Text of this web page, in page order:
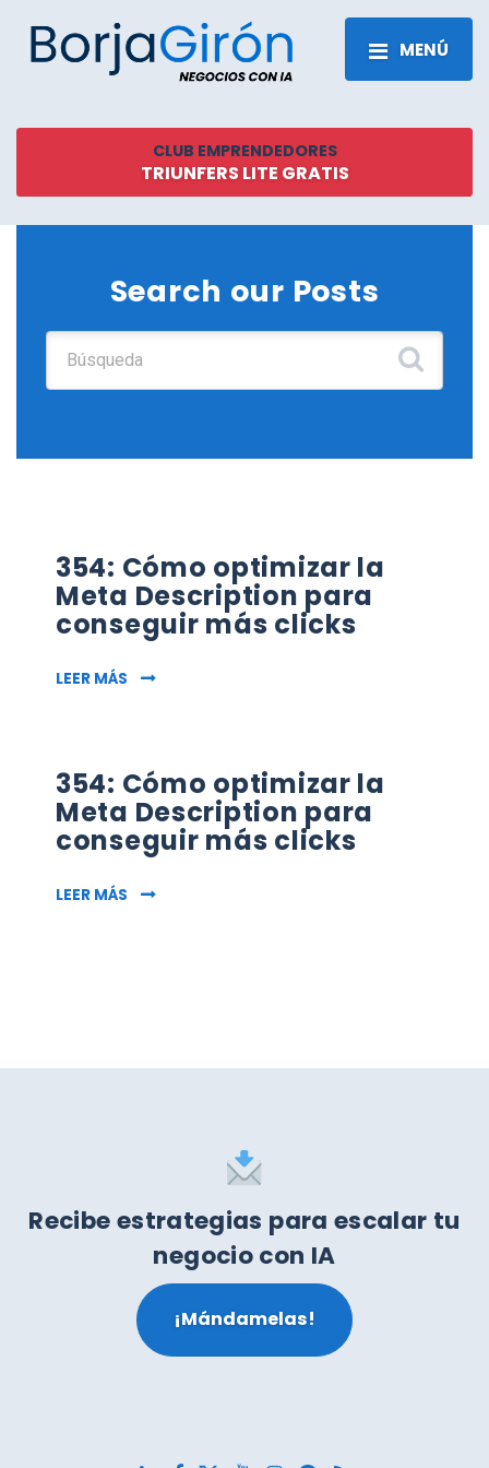
MENÚ
CLUB EMPRENDEDORES
TRIUNFERS LITE GRATIS
Search our Posts
354: Cómo optimizar la
Meta Description para
conseguir más clicks
LEER MÁS 354: CÓMO OPTIMIZAR LA META
354: Cómo optimizar la
Meta Description para
conseguir más clicks
LEER MÁS 354: CÓMO OPTIMIZAR LA META
Recibe estrategias para escalar tu
negocio con IA
¡Mándamelas!